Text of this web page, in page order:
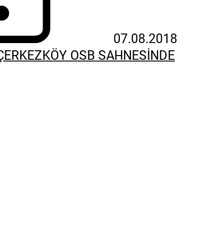
07.08.2018